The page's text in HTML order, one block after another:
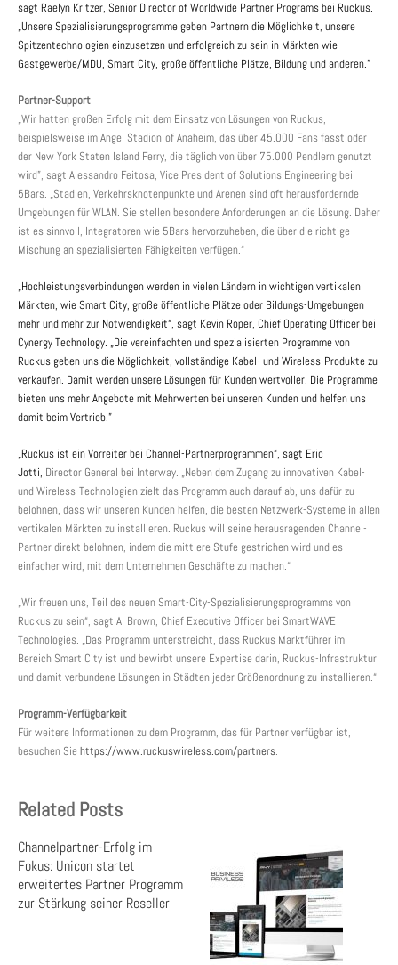
sagt Raelyn Kritzer, Senior Director of Worldwide Partner Programs bei Ruckus.
„Unsere Spezialisierungsprogramme geben Partnern die Möglichkeit, unsere
Spitzentechnologien einzusetzen und erfolgreich zu sein in Märkten wie
Gastgewerbe/MDU, Smart City, große öffentliche Plätze, Bildung und anderen.”
Partner-Support
„Wir hatten großen Erfolg mit dem Einsatz von Lösungen von Ruckus,
beispielsweise im Angel Stadion of Anaheim, das über 45.000 Fans fasst oder
der New York Staten Island Ferry, die täglich von über 75.000 Pendlern genutzt
wird”, sagt Alessandro Feitosa, Vice President of Solutions Engineering bei
5Bars. „Stadien, Verkehrsknotenpunkte und Arenen sind oft herausfordernde
Umgebungen für WLAN. Sie stellen besondere Anforderungen an die Lösung. Daher
ist es sinnvoll, Integratoren wie 5Bars hervorzuheben, die über die richtige
Mischung an spezialisierten Fähigkeiten verfügen.“
„Hochleistungsverbindungen werden in vielen Ländern in wichtigen vertikalen
Märkten, wie Smart City, große öffentliche Plätze oder Bildungs-Umgebungen
mehr und mehr zur Notwendigkeit“, sagt Kevin Roper, Chief Operating Officer bei
Cynergy Technology. „Die vereinfachten und spezialisierten Programme von
Ruckus geben uns die Möglichkeit, vollständige Kabel- und Wireless-Produkte zu
verkaufen. Damit werden unsere Lösungen für Kunden wertvoller. Die Programme
bieten uns mehr Angebote mit Mehrwerten bei unseren Kunden und helfen uns
damit beim Vertrieb.”
„Ruckus ist ein Vorreiter bei Channel-Partnerprogrammen“, sagt Eric
Jotti, Director General bei Interway. „Neben dem Zugang zu innovativen Kabel-
und Wireless-Technologien zielt das Programm auch darauf ab, uns dafür zu
belohnen, dass wir unseren Kunden helfen, die besten Netzwerk-Systeme in allen
vertikalen Märkten zu installieren. Ruckus will seine herausragenden Channel-
Partner direkt belohnen, indem die mittlere Stufe gestrichen wird und es
einfacher wird, mit dem Unternehmen Geschäfte zu machen.“
„Wir freuen uns, Teil des neuen Smart-City-Spezialisierungsprogramms von
Ruckus zu sein“, sagt Al Brown, Chief Executive Officer bei SmartWAVE
Technologies. „Das Programm unterstreicht, dass Ruckus Marktführer im
Bereich Smart City ist und bewirbt unsere Expertise darin, Ruckus-Infrastruktur
und damit verbundene Lösungen in Städten jeder Größenordnung zu installieren.“
Programm-Verfügbarkeit
Für weitere Informationen zu dem Programm, das für Partner verfügbar ist,
besuchen Sie https://www.ruckuswireless.com/partners.
Related Posts
Channelpartner-Erfolg im
Fokus: Unicon startet
erweitertes Partner Programm
zur Stärkung seiner Reseller